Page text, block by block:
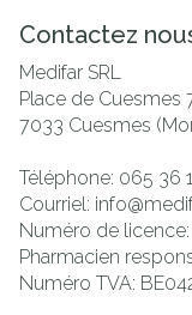
Contactez
Medifar SRL
Place de Cuesmes
7033 Cuesmes
Téléphone: 065 36
Courriel: info@
Numéro de licence:
Pharmacien
Numéro TVA: